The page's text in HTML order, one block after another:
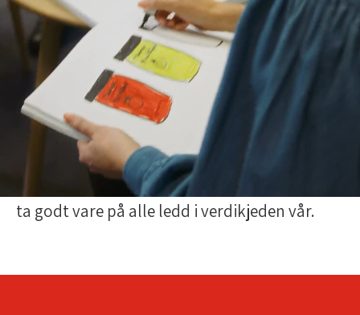
Mills er et norsk mat- og merkevarehus som
produserer og markedsfører flere av landets
mest kjente og kjære matvarer. Vi har
hovedkontor i Oslo og fabrikker i Fredrikstad
og Drammen.
Vi er en ansvarlig samfunnsaktør og
er lidenskapelig opptatt av å gjøre den
norske hverdagsmaten sunnere og bedre og
ta godt vare på alle ledd i verdikjeden vår.